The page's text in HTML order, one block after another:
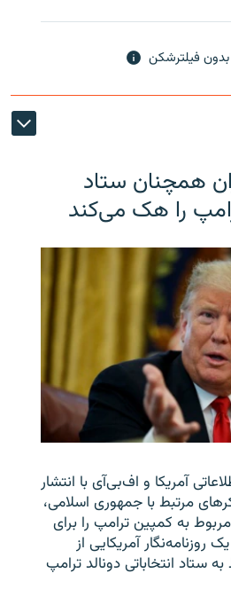
فیلترشکن
همچنان ستاد
را هک می‌کند
آمریکا و اف‌بی‌آی با انتشار
مرتبط با جمهوری اسلامی،
به کمپین ترامپ را برای
روزنامه‌نگار آمریکایی از
ستاد انتخاباتی دونالد ترامپ